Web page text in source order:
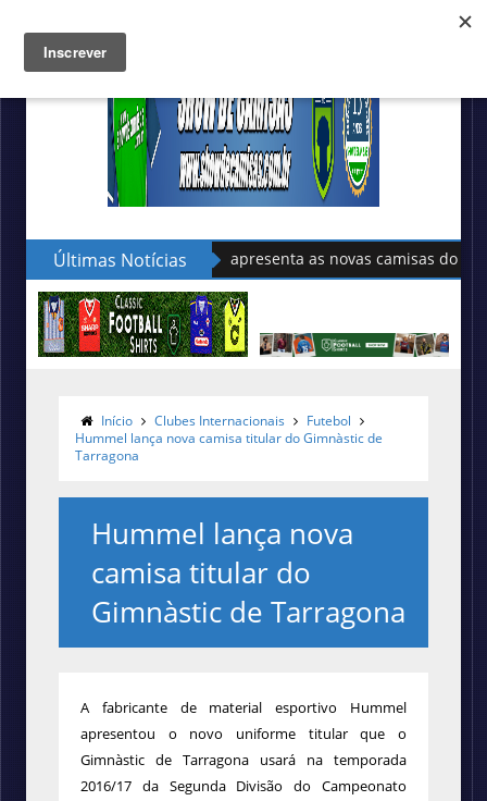
Últimas Notícias
Sudu apresenta as novas camisas do País de Gales
Início Clubes Internacionais
Futebol
Hummel lança nova camisa titular do Gimnàstic de
Tarragona
Hummel lança nova
camisa titular do
Gimnàstic de Tarragona
A fabricante de material esportivo Hummel
apresentou o novo uniforme titular que o
Gimnàstic de Tarragona usará na temporada
2016/17 da Segunda Divisão do Campeonato